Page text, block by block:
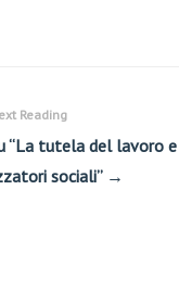
Reading
“La tutela del lavoro
sociali” →